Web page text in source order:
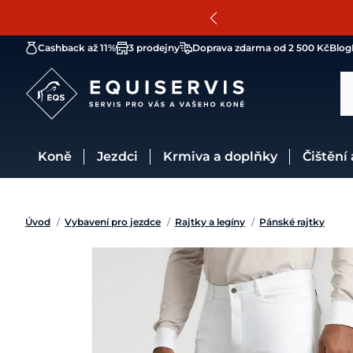
Cashback až 11% 3 prodejny Doprava zdarma od 2 500 KčBlog
Koně Jezdci Krmiva a doplňky
Úvod / Vybavení pro jezdce / Rajtky a legíny / Pánské rajtky